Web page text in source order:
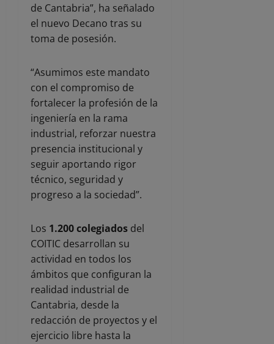
de Cantabria”, ha señalado
el nuevo Decano tras su
toma de posesión.
“Asumimos este mandato
con el compromiso de
fortalecer la profesión de la
ingeniería en la rama
industrial, reforzar nuestra
presencia institucional y
seguir aportando rigor
técnico, seguridad y
progreso a la sociedad”.
Los 1.200 colegiados del
COITIC desarrollan su
actividad en todos los
ámbitos que configuran la
realidad industrial de
Cantabria, desde la
redacción de proyectos y el
ejercicio libre hasta la